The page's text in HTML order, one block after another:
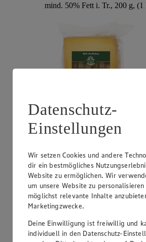
mind. 50% Fett i. Tr., 200 g,
Angebot:
Unsere Heimat
1.79
Festpreis von 1.79€
3,8% Fett oder 1,8% Fett, 1 L,
Datenschutz-
Einstellungen
Wir setzen Cookies und andere
dir ein bestmögliches
Website zu ermöglichen. Wir
um unsere Website zu
möglichst relevante Inhalte
Marketingzwecke.
Deine Einwilligung ist freiwillig und
individuell in den Datenschutz-